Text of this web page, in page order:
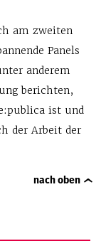
am zweiten
Panels
anderem
berichten,
ist und
der Arbeit der
nach oben